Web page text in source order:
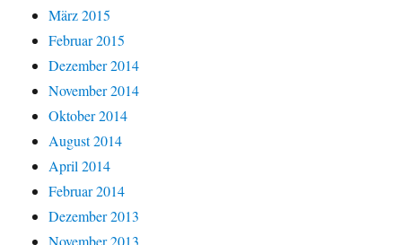
März 2015
Februar 2015
Dezember 2014
November 2014
Oktober 2014
August 2014
April 2014
Februar 2014
Dezember 2013
November 2013